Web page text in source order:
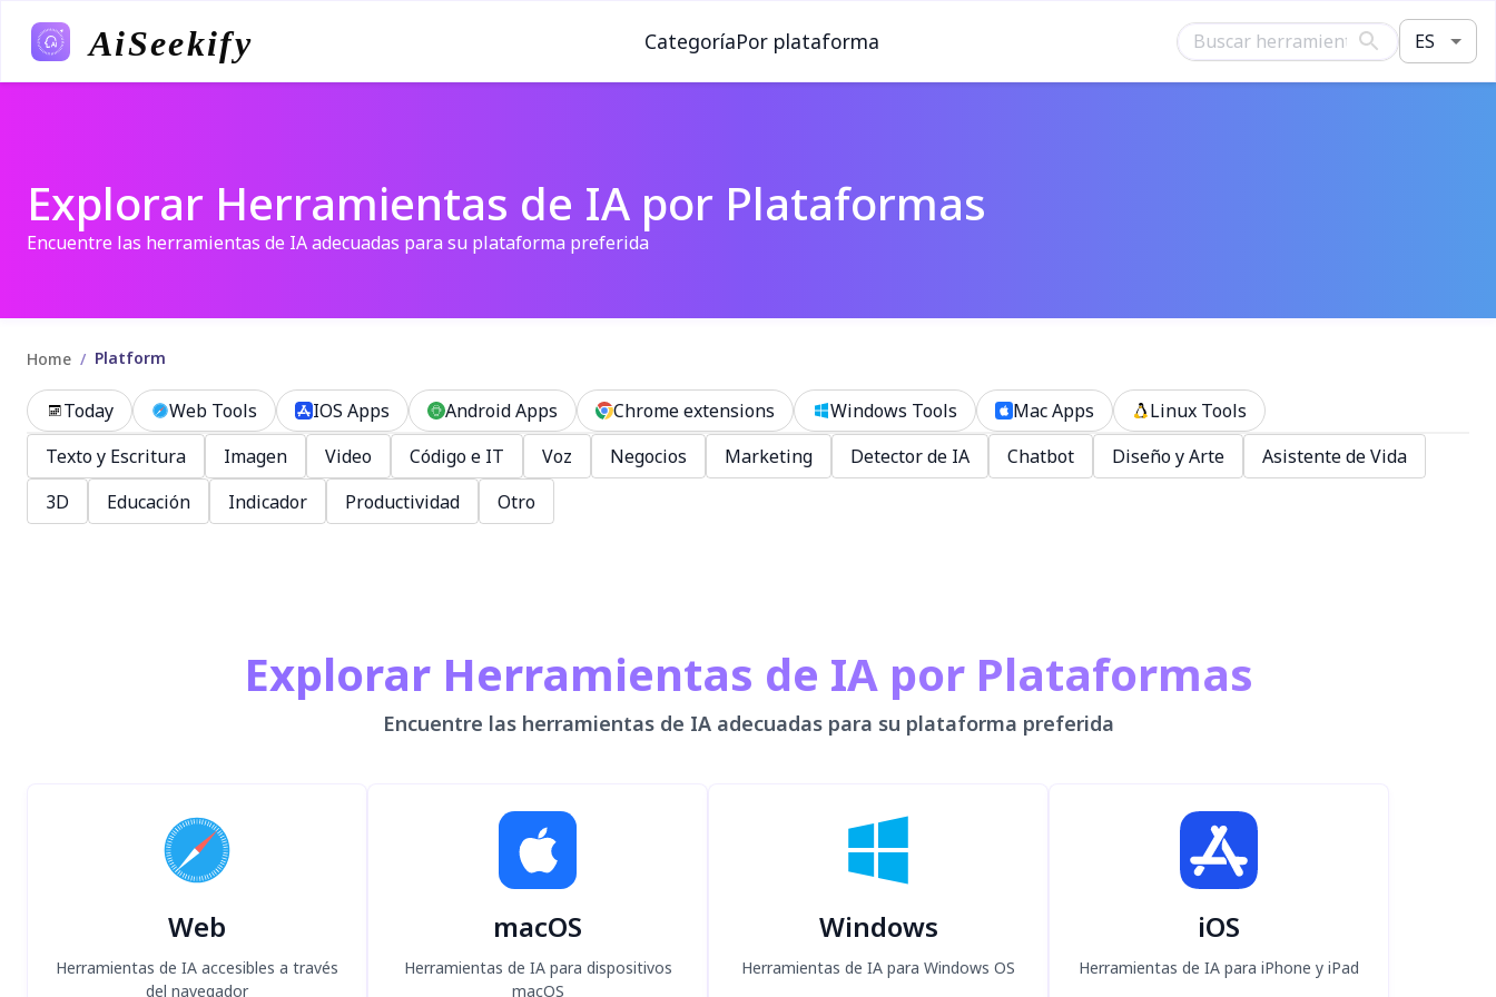
AiSeekify CategoríaPor plataforma ES
Explorar Herramientas de IA por Plataformas
Encuentre las herramientas de IA adecuadas para su plataforma preferida
Home / Platform
Today Web Tools IOS Apps Android Apps Chrome extensions Windows Tools Mac Apps
Linux Tools
Texto y Escritura
Imagen Video Código e IT Voz Negocios Marketing Detector de IA Chatbot Diseño y Arte
Asistente de Vida
3D
Educación Indicador Productividad Otro
Explorar Herramientas de IA por Plataformas
Encuentre las herramientas de IA adecuadas para su plataforma preferida
Web
Herramientas de IA accesibles a través
del navegador
macOS
Herramientas de IA para dispositivos
macOS
Windows
Herramientas de IA para Windows OS
iOS
Herramientas de IA para iPhone y iPad